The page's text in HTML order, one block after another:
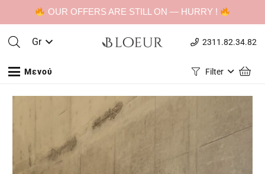
OUR OFFERS ARE STILL ON — HURRY !
Gr 2311.82.34.82
Μενού Filter